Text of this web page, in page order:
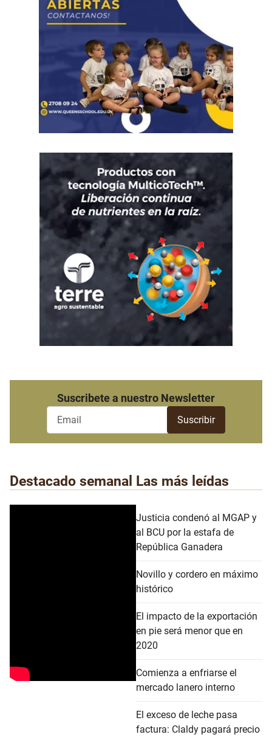
Suscribete a nuestro Newsletter
Destacado semanal Las más leídas
Justicia condenó al MGAP y
al BCU por la estafa de
República Ganadera
Novillo y cordero en máximo
histórico
El impacto de la exportación
en pie será menor que en
2020
Comienza a enfriarse el
mercado lanero interno
El exceso de leche pasa
factura: Claldy pagará precio